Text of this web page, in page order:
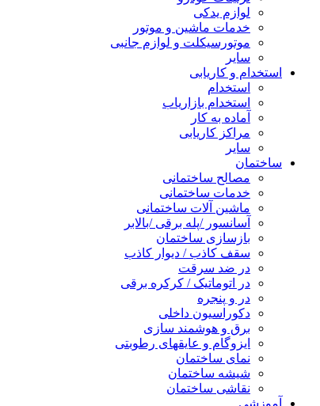
لوازم یدکی
خدمات ماشین و موتور
موتورسیکلت و لوازم جانبی
سایر
استخدام و کاریابی
استخدام
استخدام بازاریاب
آماده به کار
مراکز کاریابی
سایر
ساختمان
مصالح ساختمانی
خدمات ساختمانی
ماشین آلات ساختمانی
آسانسور /پله برقی /بالابر
بازسازی ساختمان
سقف کاذب / دیوار کاذب
در ضد سرقت
در اتوماتیک / کرکره برقی
در و پنجره
دکوراسیون داخلی
برق و هوشمند سازی
ایزوگام و عایقهای رطوبتی
نمای ساختمان
شیشه ساختمان
نقاشی ساختمان